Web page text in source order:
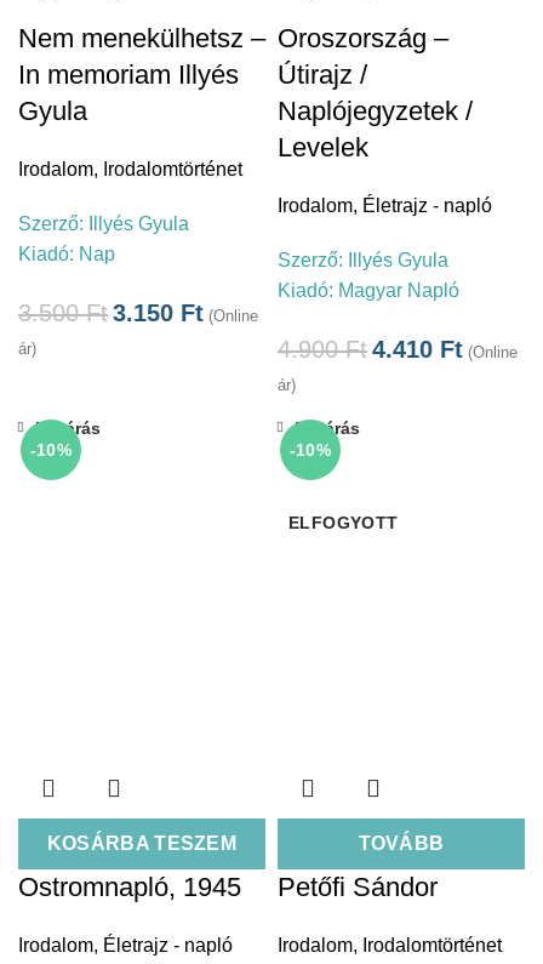
Nem menekülhetsz –
In memoriam Illyés
Gyula
Irodalom, Irodalomtörténet
Szerző:
Illyés Gyula
Kiadó: Nap
3.500Ft3.150 Ft (Online
ár)
Oroszország –
Útirajz /
Naplójegyzetek /
Levelek
Irodalom, Életrajz - napló
Szerző:
Illyés Gyula
Kiadó: Magyar Napló
4.900Ft4.410 Ft (Online
ár)
-10%
KOSÁRBA TESZEM
Bezárás
Ostromnapló, 1945
Irodalom, Életrajz - napló
-10%
ELFOGYOTT
TOVÁBB
Bezárás
Petőfi Sándor
Irodalom, Irodalomtörténet